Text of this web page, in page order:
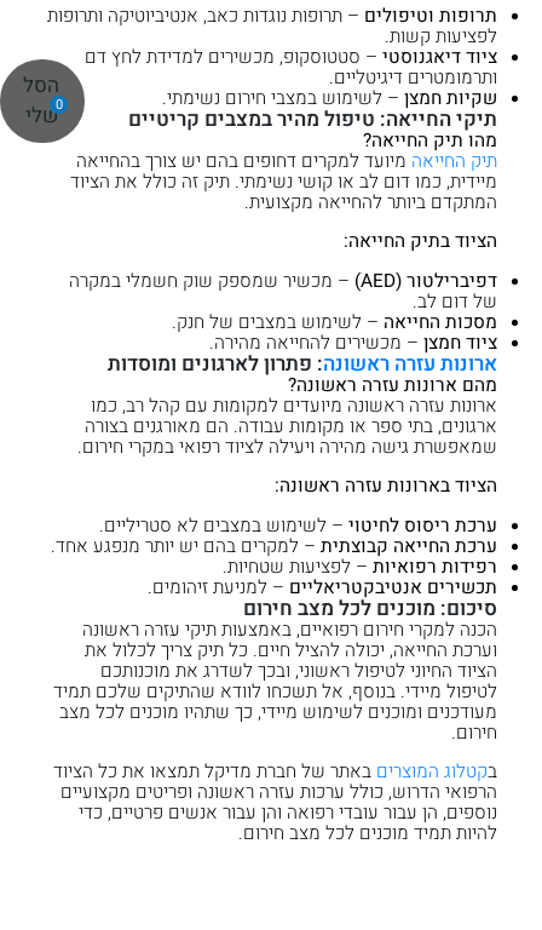
0
הסל
שלי
תרופות וטיפולים – תרופות נוגדות כאב, אנטיביוטיקה ותרופות
לפציעות קשות.
ציוד דיאגנוסטי – סטטוסקופ, מכשירים למדידת לחץ דם
ותרמומטרים דיגיטליים.
שקיות חמצן – לשימוש במצבי חירום נשימתי.
תיקי החייאה: טיפול מהיר במצבים קריטיים
מהו תיק החייאה?
תיק החייאה מיועד למקרים דחופים בהם יש צורך בהחייאה
מיידית, כמו דום לב או קושי נשימתי. תיק זה כולל את הציוד
המתקדם ביותר להחייאה מקצועית.
הציוד בתיק החייאה:
דפיברילטור (AED)
– מכשיר שמספק שוק חשמלי במקרה
של דום לב.
מסכות החייאה – לשימוש במצבים של חנק.
ציוד חמצן – מכשירים להחייאה מהירה.
ארונות עזרה ראשונה: פתרון לארגונים ומוסדות
מהם ארונות עזרה ראשונה?
ארונות עזרה ראשונה מיועדים למקומות עם קהל רב, כמו
ארגונים, בתי ספר או מקומות עבודה. הם מאורגנים בצורה
שמאפשרת גישה מהירה ויעילה לציוד רפואי במקרי חירום.
הציוד בארונות עזרה ראשונה:
ערכת ריסוס לחיטוי – לשימוש במצבים לא סטריליים.
ערכת החייאה קבוצתית – למקרים בהם יש יותר מנפגע אחד.
רפידות רפואיות – לפציעות שטחיות.
תכשירים אנטיבקטריאליים – למניעת זיהומים.
סיכום: מוכנים לכל מצב חירום
הכנה למקרי חירום רפואיים, באמצעות תיקי עזרה ראשונה
וערכת החייאה, יכולה להציל חיים. כל תיק צריך לכלול את
הציוד החיוני לטיפול ראשוני, ובכך לשדרג את מוכנותכם
לטיפול מיידי. בנוסף, אל תשכחו לוודא שהתיקים שלכם תמיד
מעודכנים ומוכנים לשימוש מיידי, כך שתהיו מוכנים לכל מצב
חירום.
בקטלוג המוצרים באתר של חברת מדיקל תמצאו את כל הציוד
הרפואי הדרוש, כולל ערכות עזרה ראשונה ופריטים מקצועיים
נוספים, הן עבור עובדי רפואה והן עבור אנשים פרטיים, כדי
להיות תמיד מוכנים לכל מצב חירום.